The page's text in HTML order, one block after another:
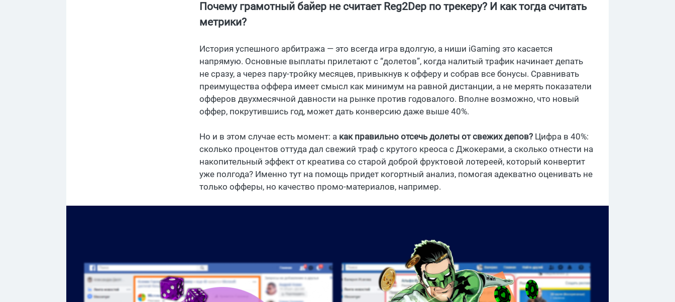
Почему грамотный байер не считает Reg2Dep по трекеру? И как тогда считать
метрики?
История успешного арбитража — это всегда игра вдолгую, а ниши iGaming это касается
напрямую. Основные выплаты прилетают с “долетов”, когда налитый трафик начинает депать
не сразу, а через пару-тройку месяцев, привыкнув к офферу и собрав все бонусы. Сравнивать
преимущества оффера имеет смысл как минимум на равной дистанции, а не мерять показатели
офферов двухмесячной давности на рынке против годовалого. Вполне возможно, что новый
оффер, покрутившись год, может дать конверсию даже выше 40%.
Но и в этом случае есть момент: а как правильно отсечь долеты от свежих депов? Цифра в 40%:
сколько процентов оттуда дал свежий траф с крутого креоса с Джокерами, а сколько отнести на
накопительный эффект от креатива со старой доброй фруктовой лотереей, который конвертит
уже полгода? Именно тут на помощь придет когортный анализ, помогая адекватно оценивать не
только офферы, но качество промо-материалов, например.